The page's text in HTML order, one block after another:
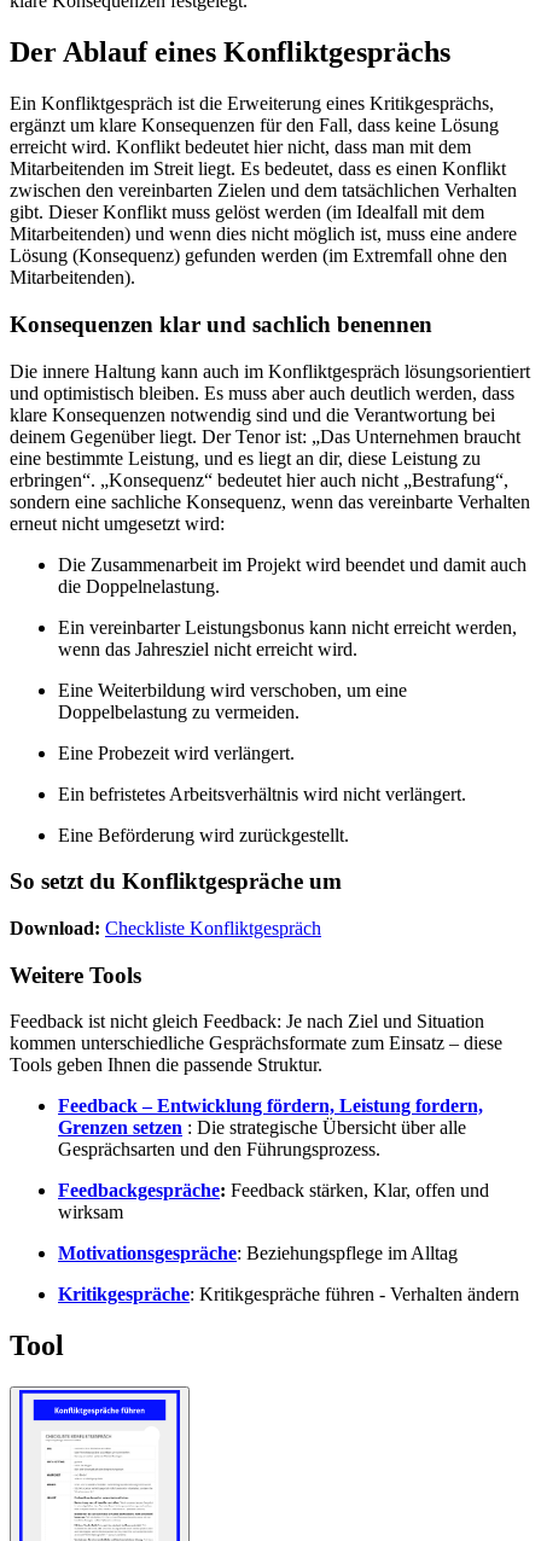
Der Ablauf eines Konfliktgesprächs
Ein Konfliktgespräch ist die Erweiterung eines Kritikgesprächs,
ergänzt um klare Konsequenzen für den Fall, dass keine Lösung
erreicht wird. Konflikt bedeutet hier nicht, dass man mit dem
Mitarbeitenden im Streit liegt. Es bedeutet, dass es einen Konflikt
zwischen den vereinbarten Zielen und dem tatsächlichen Verhalten
gibt. Dieser Konflikt muss gelöst werden (im Idealfall mit dem
Mitarbeitenden) und wenn dies nicht möglich ist, muss eine andere
Lösung (Konsequenz) gefunden werden (im Extremfall ohne den
Mitarbeitenden).
Konsequenzen klar und sachlich benennen
Die innere Haltung kann auch im Konfliktgespräch lösungsorientiert
und optimistisch bleiben. Es muss aber auch deutlich werden, dass
klare Konsequenzen notwendig sind und die Verantwortung bei
deinem Gegenüber liegt. Der Tenor ist: „Das Unternehmen braucht
eine bestimmte Leistung, und es liegt an dir, diese Leistung zu
erbringen“. „Konsequenz“ bedeutet hier auch nicht „Bestrafung“,
sondern eine sachliche Konsequenz, wenn das vereinbarte Verhalten
erneut nicht umgesetzt wird:
Die Zusammenarbeit im Projekt wird beendet und damit auch
die Doppelnelastung.
Ein vereinbarter Leistungsbonus kann nicht erreicht werden,
wenn das Jahresziel nicht erreicht wird.
Eine Weiterbildung wird verschoben, um eine
Doppelbelastung zu vermeiden.
Eine Probezeit wird verlängert.
Ein befristetes Arbeitsverhältnis wird nicht verlängert.
Eine Beförderung wird zurückgestellt.
So setzt du Konfliktgespräche um
Download: Checkliste Konfliktgespräch
Weitere Tools
Feedback ist nicht gleich Feedback: Je nach Ziel und Situation
kommen unterschiedliche Gesprächsformate zum Einsatz – diese
Tools geben Ihnen die passende Struktur.
Feedback – Entwicklung fördern, Leistung fordern,
Grenzen setzen : Die strategische Übersicht über alle
Gesprächsarten und den Führungsprozess.
Feedbackgespräche: Feedback stärken, Klar, offen und
wirksam
Motivationsgespräche: Beziehungspflege im Alltag
Kritikgespräche: Kritikgespräche führen - Verhalten ändern
Tool